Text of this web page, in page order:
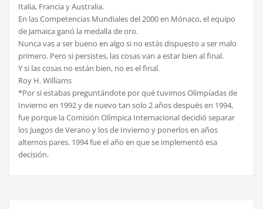
Italia, Francia y Australia.
En las Competencias Mundiales del 2000 en Mónaco, el equipo
de Jamaica ganó la medalla de oro.
Nunca vas a ser bueno en algo si no estás dispuesto a ser malo
primero. Pero si persistes, las cosas van a estar bien al final.
Y si las cosas no están bien, no es el final.
Roy H. Williams
*Por si estabas preguntándote por qué tuvimos Olimpíadas de
Invierno en 1992 y de nuevo tan solo 2 años después en 1994,
fue porque la Comisión Olímpica Internacional decidió separar
los Juegos de Verano y los de Invierno y ponerlos en años
alternos pares. 1994 fue el año en que se implementó esa
decisión.